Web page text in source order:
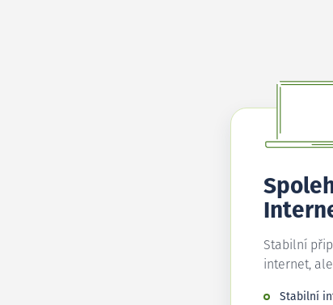
Stabilní
internet,
Stabilní